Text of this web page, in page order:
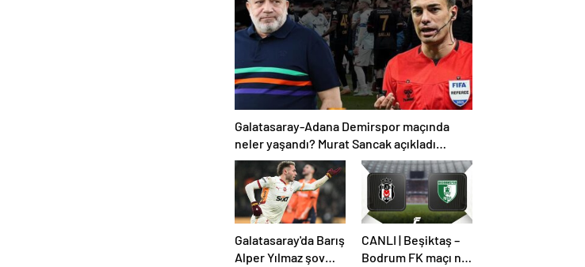
Galatasaray-Adana Demirspor maçında
neler yaşandı? Murat Sancak açıkladı
'Ensesindeyim, vay onun haline'
Galatasaray'da Barış
Alper Yılmaz şov
CANLI | Beşiktaş –
Bodrum FK maçı ne